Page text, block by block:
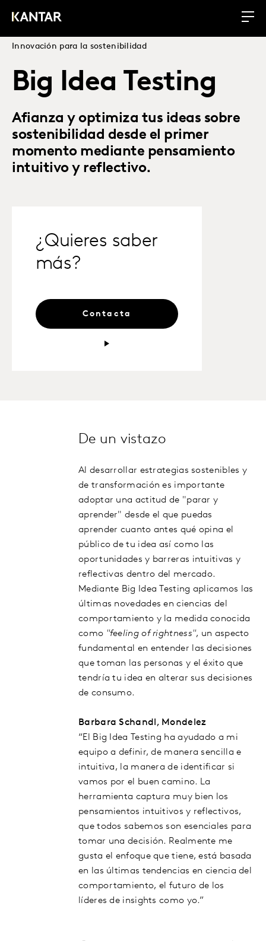
Innovación para la sostenibilidad
Big Idea Testing
Afianza y optimiza tus ideas sobre
sostenibilidad desde el primer
momento mediante pensamiento
intuitivo y reflectivo.
¿Quieres saber
más?
Contacta
De un vistazo
Al desarrollar estrategias sostenibles y
de transformación es importante
adoptar una actitud de "parar y
aprender" desde el que puedas
aprender cuanto antes qué opina el
público de tu idea así como las
oportunidades y barreras intuitivas y
reflectivas dentro del mercado.
Mediante Big Idea Testing aplicamos las
últimas novedades en ciencias del
comportamiento y la medida conocida
como "feeling of rightness", un aspecto
fundamental en entender las decisiones
que toman las personas y el éxito que
tendría tu idea en alterar sus decisiones
de consumo.
Barbara Schandl, Mondelez
“El Big Idea Testing ha ayudado a mi
equipo a definir, de manera sencilla e
intuitiva, la manera de identificar si
vamos por el buen camino. La
herramienta captura muy bien los
pensamientos intuitivos y reflectivos,
que todos sabemos son esenciales para
tomar una decisión. Realmente me
gusta el enfoque que tiene, está basada
en las últimas tendencias en ciencia del
comportamiento, el futuro de los
líderes de insights como yo.”